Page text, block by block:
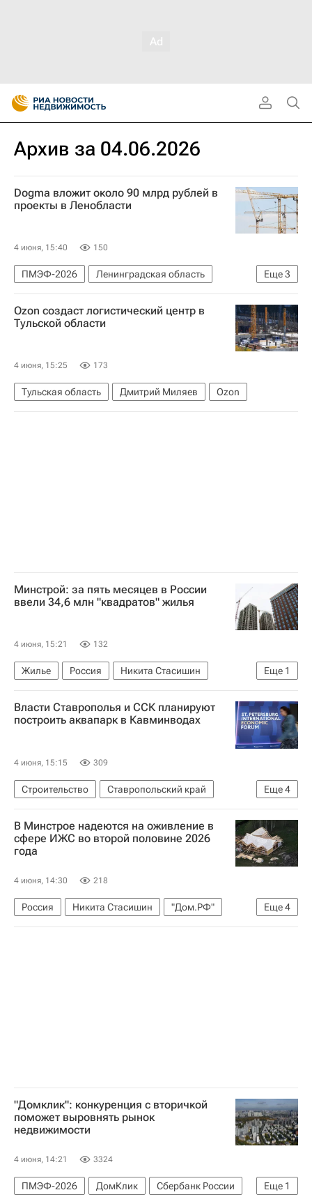
Архив за 04.06.2026
Dogma вложит около 90 млрд рублей в
проекты в Ленобласти
4 июня, 15:40 150
Еще3
ПМЭФ-2026
Ленинградская область
Всеволожский район
Ломоносовский район
Строительство
Ozon создаст логистический центр в
Тульской области
4 июня, 15:25 173
Тульская область Дмитрий Миляев Ozon
Минстрой: за пять месяцев в России
ввели 34,6 млн "квадратов" жилья
4 июня, 15:21 132
Еще 1
Жилье Россия
Никита Стасишин
Федеральная служба государственной статистики (Росстат)
Власти Ставрополья и ССК планируют
построить аквапарк в Кавминводах
4 июня, 15:15 309
Еще4
Строительство
Ставропольский край
Москва
Краснодар
ПМЭФ-2026
Инфраструктура
В Минстрое надеются на оживление в
сфере ИЖС во второй половине 2026
года
4 июня, 14:30 218
Еще4
Россия Никита Стасишин
"Дом.РФ"
Министерство строительства и жилищно-коммунального хозяйства РФ (Минстрой России)
"Домклик": конкуренция с вторичкой
поможет выровнять рынок
недвижимости
4 июня, 14:21 3324
Еще 1
ПМЭФ-2026 ДомКлик
Сбербанк России